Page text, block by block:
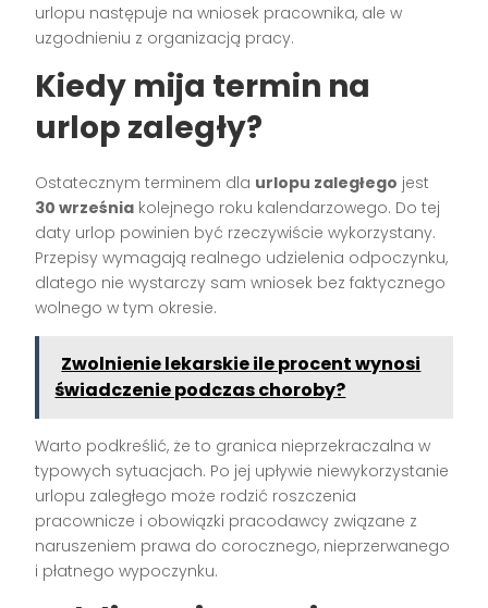
urlopu następuje na wniosek pracownika, ale w
uzgodnieniu z organizacją pracy.
Kiedy mija termin na
urlop zaległy?
Ostatecznym terminem dla urlopu zaległego jest
30 września kolejnego roku kalendarzowego. Do tej
daty urlop powinien być rzeczywiście wykorzystany.
Przepisy wymagają realnego udzielenia odpoczynku,
dlatego nie wystarczy sam wniosek bez faktycznego
wolnego w tym okresie.
Zwolnienie lekarskie ile procent wynosi
świadczenie podczas choroby?
Warto podkreślić, że to granica nieprzekraczalna w
typowych sytuacjach. Po jej upływie niewykorzystanie
urlopu zaległego może rodzić roszczenia
pracownicze i obowiązki pracodawcy związane z
naruszeniem prawa do corocznego, nieprzerwanego
i płatnego wypoczynku.